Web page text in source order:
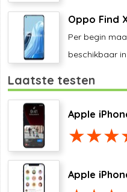
Oppo Find
Per begin
beschikbaar
Laatste testen
Apple
Apple